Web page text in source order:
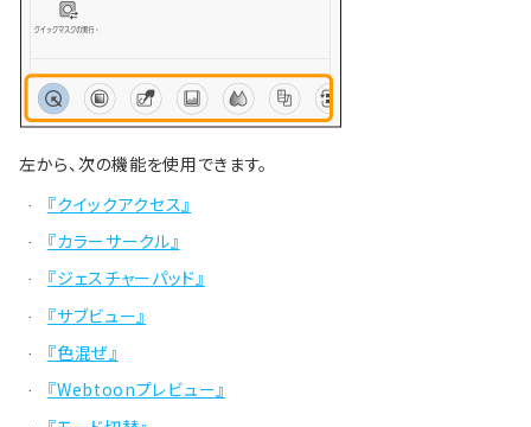
左から、次の機能を使用できます。
· 『クイックアクセス』
· 『カラーサークル』
· 『ジェスチャーパッド』
· 『サブビュー』
· 『色混ぜ』
· 『Webtoonプレビュー』